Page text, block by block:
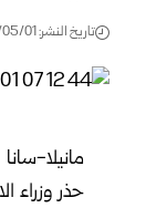
تاريخ النشر: 2026/05/01 7:19 صباحًا
مانيلا-سانا
حذر وزراء